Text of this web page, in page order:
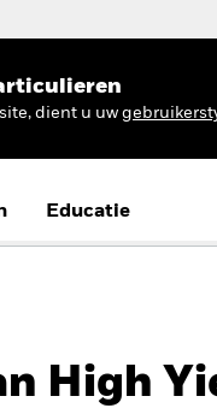
dient u uw
Educatie
High